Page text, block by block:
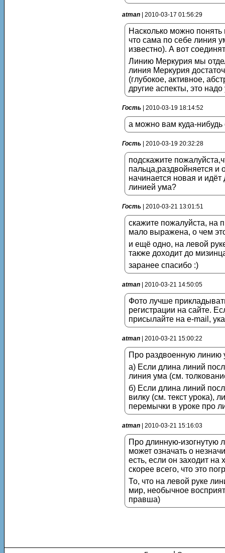
atman | 2010-03-17 01:56:29
Насколько можно
что сама по себе линия
известно). А вот
Линию Меркурия мы
линия Меркурия
(глубокое, активное,
другие аспекты, это
Гость | 2010-03-19 18:14:52
а можно вам куда-нибудь
Гость | 2010-03-19 20:32:28
подскажите
пальца,раздвойняется и
начинается новая и
линией ума?
Гость | 2010-03-21 13:01:51
скажите пожалуйста, на
мало выражена, о чем
и ещё одно, на левой
также доходит до
заранее спасибо :)
atman | 2010-03-21 14:50:05
Фото лучше
регистрации на сайте.
присылайте на e-mail,
atman | 2010-03-21 15:00:22
Про раздвоенную линию
а) Если длина линий
линия ума (см.
б) Если длина линий
вилку (см. текст урока),
перемычки в уроке про
atman | 2010-03-21 15:16:03
Про длинную-изогнутую
может означать о
есть, если он заходит
скорее всего, что это
То, что на левой руке
мир, необычное
правша)